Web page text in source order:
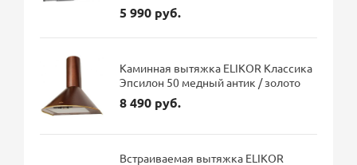
5 990 руб.
Каминная вытяжка ELIKOR Классика
Эпсилон 50 медный антик / золото
8 490 руб.
Встраиваемая вытяжка ELIKOR